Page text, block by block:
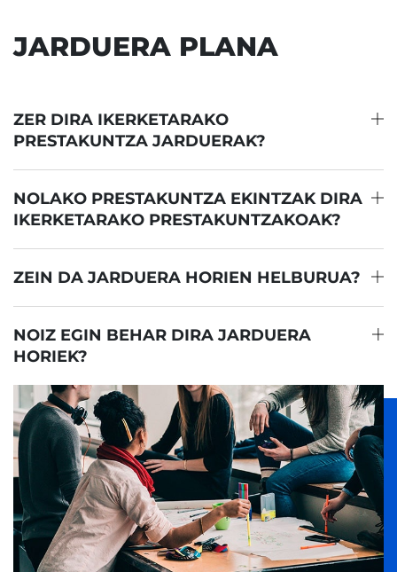
JARDUERA PLANA
ZER DIRA IKERKETARAKO
PRESTAKUNTZA JARDUERAK?
NOLAKO PRESTAKUNTZA EKINTZAK DIRA
IKERKETARAKO PRESTAKUNTZAKOAK?
ZEIN DA JARDUERA HORIEN HELBURUA?
NOIZ EGIN BEHAR DIRA JARDUERA
HORIEK?